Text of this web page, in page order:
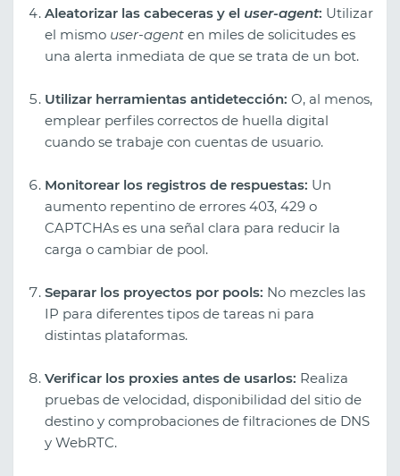
Aleatorizar las cabeceras y el user-agent: Utilizar
el mismo user-agent en miles de solicitudes es
una alerta inmediata de que se trata de un bot.
Utilizar herramientas antidetección: O, al menos,
emplear perfiles correctos de huella digital
cuando se trabaje con cuentas de usuario.
Monitorear los registros de respuestas: Un
aumento repentino de errores 403, 429 o
CAPTCHAs es una señal clara para reducir la
carga o cambiar de pool.
Separar los proyectos por pools: No mezcles las
IP para diferentes tipos de tareas ni para
distintas plataformas.
Verificar los proxies antes de usarlos: Realiza
pruebas de velocidad, disponibilidad del sitio de
destino y comprobaciones de filtraciones de DNS
y WebRTC.